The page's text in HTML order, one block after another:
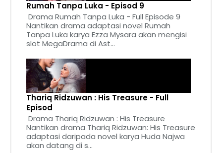
Rumah Tanpa Luka - Episod 9
Drama Rumah Tanpa Luka - Full Episode 9
Nantikan drama adaptasi novel Rumah
Tanpa Luka karya Ezza Mysara akan mengisi
slot MegaDrama di Ast...
Thariq Ridzuwan : His Treasure - Full
Episod
Drama Thariq Ridzuwan : His Treasure
Nantikan drama Thariq Ridzuwan: His Treasure
adaptasi daripada novel karya Huda Najwa
akan datang di s...